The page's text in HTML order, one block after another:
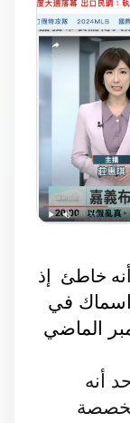
خاطئ إذ
في
الماضي
أنه